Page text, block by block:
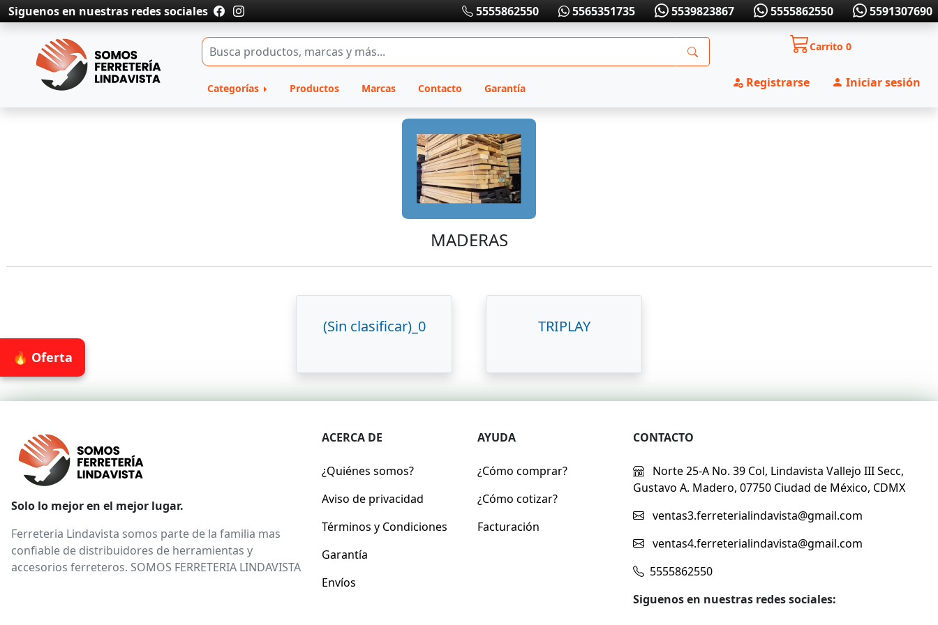
🔥 Oferta
Siguenos en nuestras redes sociales 5555862550 5565351735 5539823867 5555862550 5591307690
Categorías Productos Marcas Contacto Garantía
Carrito0
Registrarse Iniciar sesión
MADERAS
(Sin clasificar)_0 TRIPLAY
Solo lo mejor en el mejor lugar.
Ferreteria Lindavista somos parte de la familia mas
confiable de distribuidores de herramientas y
accesorios ferreteros. SOMOS FERRETERIA LINDAVISTA
ACERCA DE
¿Quiénes somos?
Aviso de privacidad
Términos y Condiciones
Garantía
Envíos
AYUDA
¿Cómo comprar?
¿Cómo cotizar?
Facturación
CONTACTO
Norte 25-A No. 39 Col, Lindavista Vallejo III Secc,
Gustavo A. Madero, 07750 Ciudad de México, CDMX
ventas3.ferreterialindavista@gmail.com
ventas4.ferreterialindavista@gmail.com
5555862550
Siguenos en nuestras redes sociales: